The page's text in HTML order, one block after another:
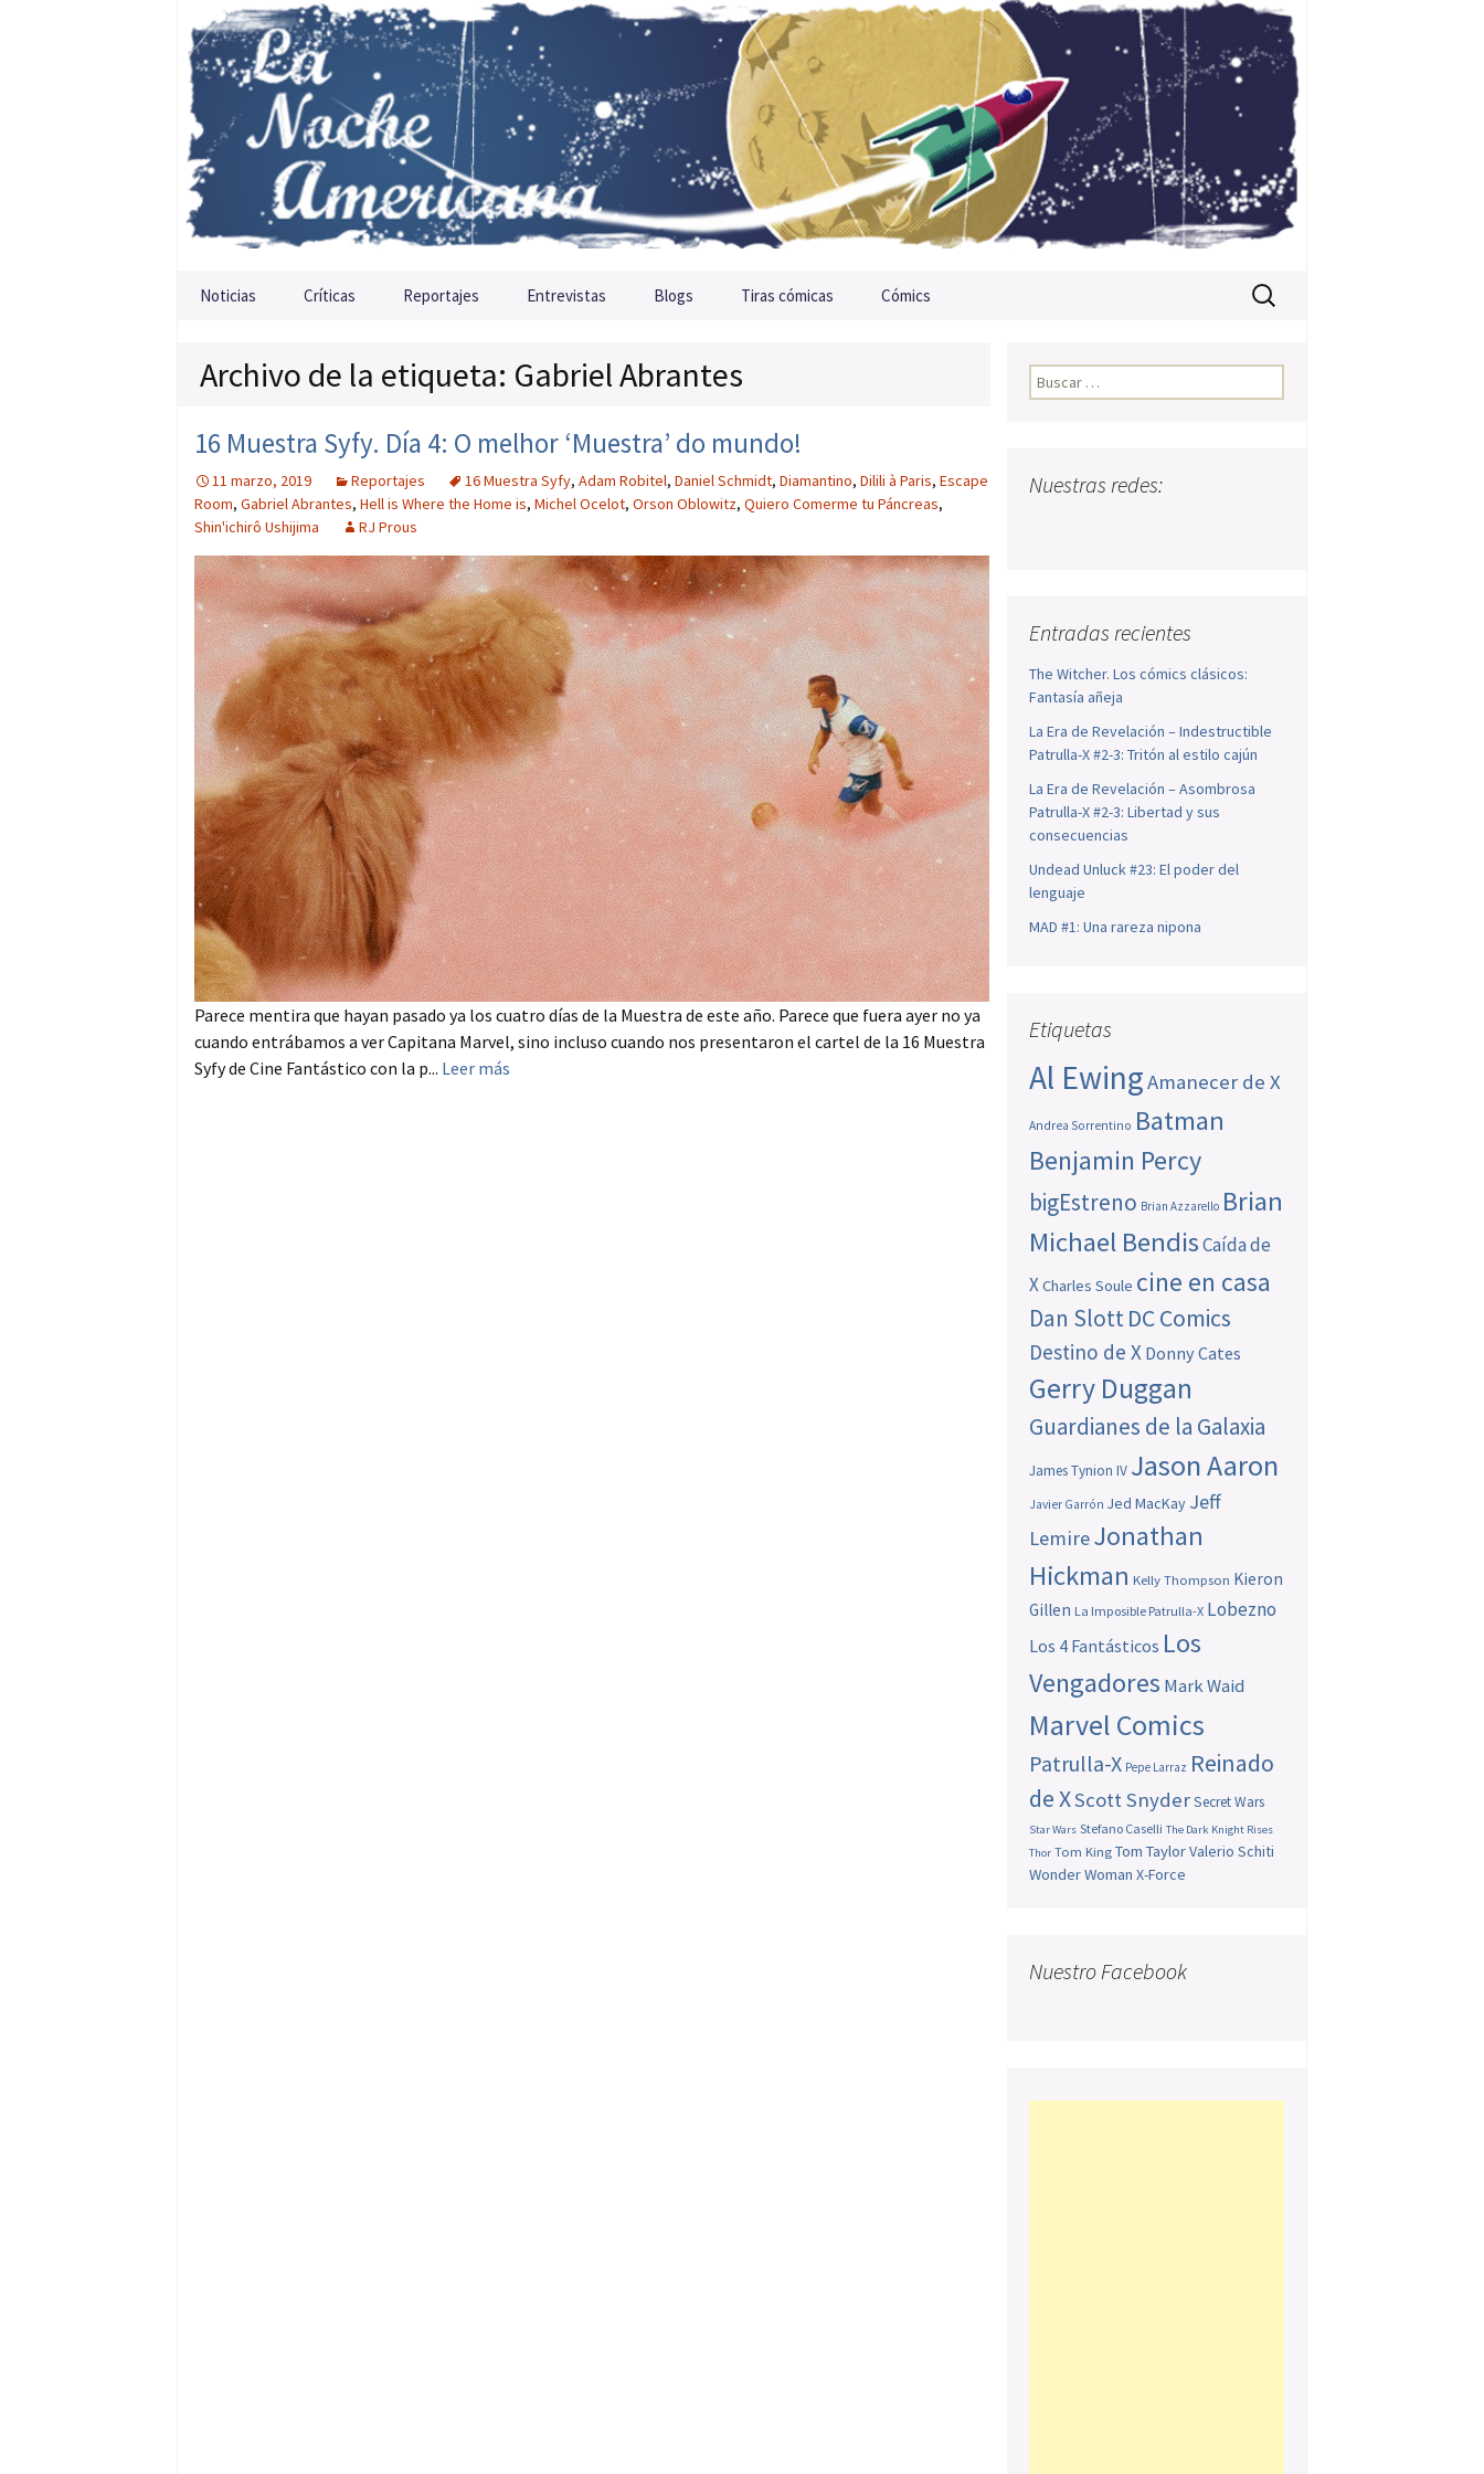
Saltar al contenido
Noticias Críticas Reportajes Entrevistas Blogs Tiras cómicas Cómics Buscar:
Archivo de la etiqueta: Gabriel Abrantes
16 Muestra Syfy. Día 4: O melhor ‘Muestra’ do mundo!
11 marzo, 2019 Reportajes 16 Muestra Syfy, Adam Robitel, Daniel Schmidt, Diamantino, Dilili à Paris, Escape
Room, Gabriel Abrantes, Hell is Where the Home is, Michel Ocelot, Orson Oblowitz, Quiero Comerme tu Páncreas,
Shin'ichirô Ushijima
RJ Prous
Parece mentira que hayan pasado ya los cuatro días de la Muestra de este año. Parece que fuera ayer no ya
cuando entrábamos a ver Capitana Marvel, sino incluso cuando nos presentaron el cartel de la 16 Muestra
Syfy de Cine Fantástico con la p... Leer más
Buscar:
Nuestras redes:
Entradas recientes
The Witcher. Los cómics clásicos:
Fantasía añeja
La Era de Revelación – Indestructible
Patrulla-X #2-3: Tritón al estilo cajún
La Era de Revelación – Asombrosa
Patrulla-X #2-3: Libertad y sus
consecuencias
Undead Unluck #23: El poder del
lenguaje
MAD #1: Una rareza nipona
Etiquetas
Al EwingAmanecer de X
Andrea Sorrentino Batman
Benjamin Percy
bigEstreno Brian Azzarello Brian
Michael BendisCaída de
XCharles Soule cine en casa
Dan SlottDC Comics
Destino de X Donny Cates
Gerry Duggan
Guardianes de la Galaxia
James Tynion IV Jason Aaron
Javier Garrón Jed MacKay Jeff
LemireJonathan
Hickman Kelly Thompson Kieron
Gillen La Imposible Patrulla-X Lobezno
Los 4 Fantásticos Los
Vengadores Mark Waid
Marvel Comics
Patrulla-X Pepe Larraz Reinado
de XScott SnyderSecret Wars
Star Wars Stefano Caselli The Dark Knight Rises
Thor Tom King Tom TaylorValerio Schiti
Wonder Woman X-Force
Nuestro Facebook